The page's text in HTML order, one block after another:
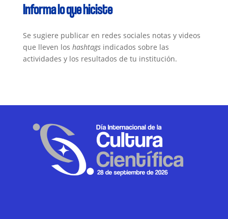
Informa lo que hiciste
Se sugiere publicar en redes sociales notas y videos
que lleven los hashtags indicados sobre las
actividades y los resultados de tu institución.